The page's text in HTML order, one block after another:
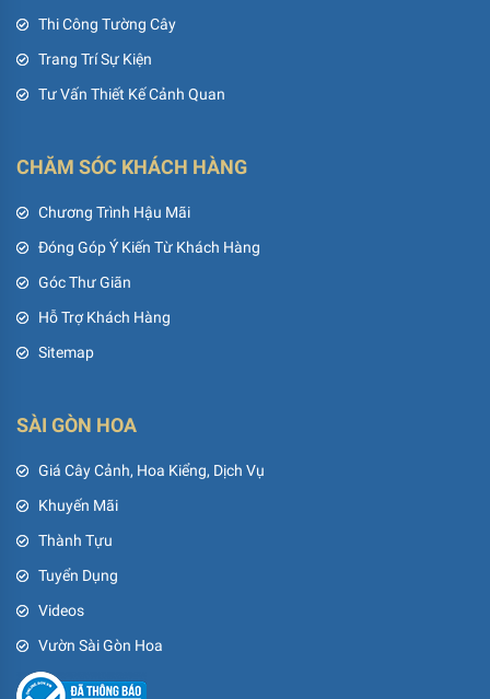
Thi Công Tường Cây
Trang Trí Sự Kiện
Tư Vấn Thiết Kế Cảnh Quan
CHĂM SÓC KHÁCH HÀNG
Chương Trình Hậu Mãi
Đóng Góp Ý Kiến Từ Khách Hàng
Góc Thư Giãn
Hỗ Trợ Khách Hàng
Sitemap
SÀI GÒN HOA
Giá Cây Cảnh, Hoa Kiểng, Dịch Vụ
Khuyến Mãi
Thành Tựu
Tuyển Dụng
Videos
Vườn Sài Gòn Hoa